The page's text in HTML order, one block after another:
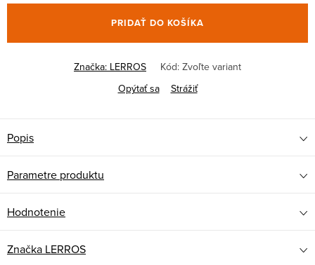
PRIDAŤ DO KOŠÍKA
Značka: LERROS Kód: Zvoľte variant
Opýtať sa
Strážiť
Popis
Parametre produktu
Hodnotenie
Značka LERROS